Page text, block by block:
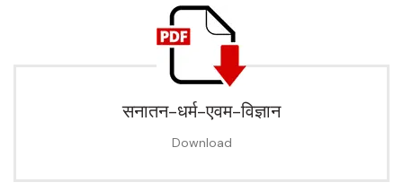
सनातन-धर्म-एवम-विज्ञान
Download